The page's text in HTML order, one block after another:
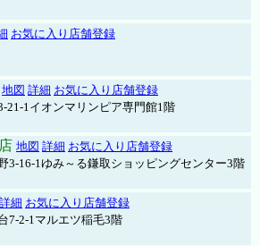
お気に入り店舗登録
地図 詳細 お気に入り店舗登録
21-1イオンマリンピア専門館1階
地図 詳細 お気に入り店舗登録
3-16-1ゆみ～る鎌取ショッピングセンター3階
詳細 お気に入り店舗登録
7-2-1マルエツ稲毛3階